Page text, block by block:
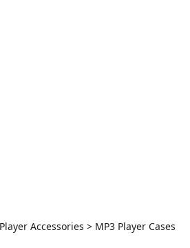
Accessories > MP3 Player Cases